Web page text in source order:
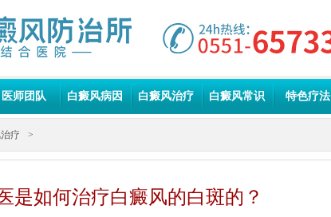
医师团队 白癜风病因 白癜风治疗 白癜风常识 特色疗法
疗 >
是如何治疗白癜风的白斑的？